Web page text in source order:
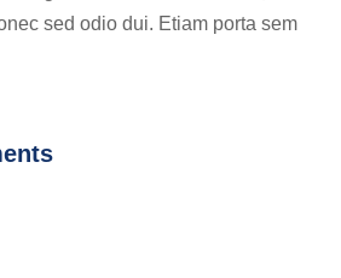
sed odio dui. Etiam porta sem